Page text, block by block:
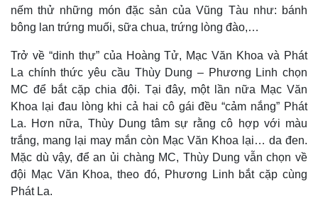
nếm thử những món đặc sản của Vũng Tàu như: bánh
bông lan trứng muối, sữa chua, trứng lòng đào,…
Trở về “dinh thự” của Hoàng Tử, Mạc Văn Khoa và Phát
La chính thức yêu cầu Thùy Dung – Phương Linh chọn
MC để bắt cặp chia đội. Tại đây, một lần nữa Mạc Văn
Khoa lại đau lòng khi cả hai cô gái đều “cảm nắng” Phát
La. Hơn nữa, Thùy Dung tâm sự rằng cô hợp với màu
trắng, mang lại may mắn còn Mạc Văn Khoa lại… da đen.
Mặc dù vậy, để an ủi chàng MC, Thùy Dung vẫn chọn về
đội Mạc Văn Khoa, theo đó, Phương Linh bắt cặp cùng
Phát La.